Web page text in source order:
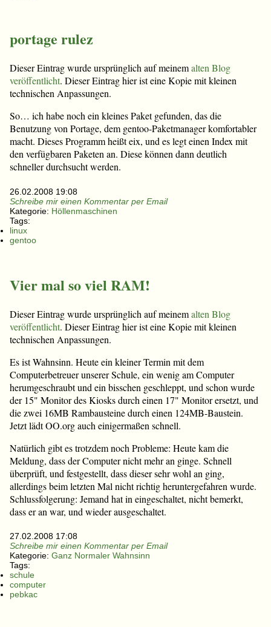
portage rulez
Dieser Eintrag wurde ursprünglich auf meinemalten Blog
veröffentlicht. Dieser Eintrag hier ist eine Kopie mit kleinen
technischen Anpassungen.
So… ich habe noch ein kleines Paket gefunden, das die
Benutzung von Portage, dem gentoo-Paketmanager komfortabler
macht. Dieses Programm heißt eix, und es legt einen Index mit
den verfügbaren Paketen an. Diese können dann deutlich
schneller durchsucht werden.
26.02.2008 19:08
Schreibe mir einen Kommentar per Email
Kategorie: Höllenmaschinen
Tags:
linux
gentoo
Vier mal so viel RAM!
Dieser Eintrag wurde ursprünglich auf meinemalten Blog
veröffentlicht. Dieser Eintrag hier ist eine Kopie mit kleinen
technischen Anpassungen.
Es ist Wahnsinn. Heute ein kleiner Termin mit dem
Computerbetreuer unserer Schule, ein wenig am Computer
herumgeschraubt und ein bisschen geschleppt, und schon wurde
der 15" Monitor des Kiosks durch einen 17" Monitor ersetzt, und
die zwei 16MB Rambausteine durch einen 124MB-Baustein.
Jetzt lädt OO.org auch einigermaßen schnell.
Natürlich gibt es trotzdem noch Probleme: Heute kam die
Meldung, dass der Computer nicht mehr an ginge. Schnell
überprüft, und festgestellt, dass dieser sehr wohl an ging,
allerdings beim letzten Mal nicht richtig heruntergefahren wurde.
Schlussfolgerung: Jemand hat in eingeschaltet, nicht bemerkt,
dass er an war, und wieder ausgeschaltet.
27.02.2008 17:08
Schreibe mir einen Kommentar per Email
Kategorie: Ganz Normaler Wahnsinn
Tags:
schule
computer
pebkac